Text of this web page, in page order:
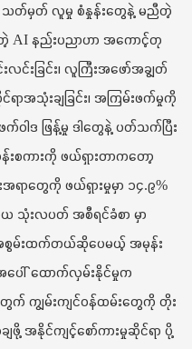
သတ်မှတ် လူမှု စံနှုန်းတွေနဲ့ မညီတဲ့
AI နည်းပညာဟာ အကောင့်တု
လင်းခြင်း၊ လူကြီးအဖော်အချွတ်
အသုံးချခြင်း၊ အကြမ်းဖက်မှုကို
ဝါဒ ဖြန့်မှု ဒါတွေနဲ့ ပတ်သက်ပြီး
စကားကို ဖယ်ရှားတာကတော့
ရာတွေကို ဖယ်ရှားမှုမှာ ၁၄.၉%
သုံးလပတ် အစီရင်ခံစာ မှာ
အစွမ်းထက်တယ်ဆိုပေမယ့် အမုန်း
ပေါ် ထောက်လှမ်းနိုင်မှုက
ကျွမ်းကျင်ဝန်ထမ်းတွေကို တိုး
ျဖို့ အနိုင်ကျင့်စော်ကားမှုဆိုင်ရာ ပို့